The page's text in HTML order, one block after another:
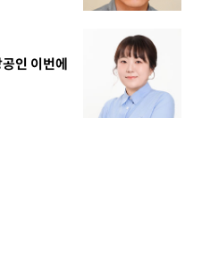
여야…폭염 문제도 입추 코앞인데
인 이번에